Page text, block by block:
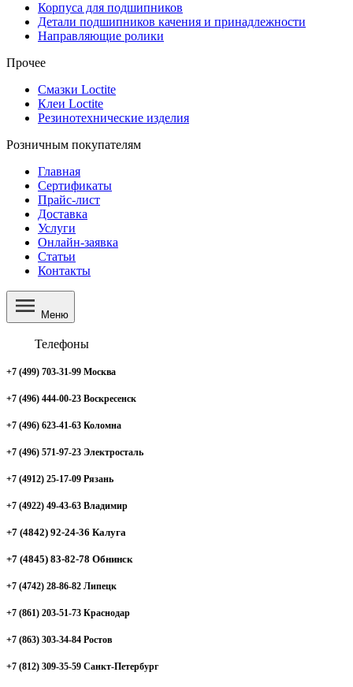
Корпуса для подшипников
Детали подшипников качения и принадлежности
Направляющие ролики
Прочее
Смазки Loctite
Клеи Loctite
Резинотехнические изделия
Розничным покупателям
Главная
Сертификаты
Прайс-лист
Доставка
Услуги
Онлайн-заявка
Статьи
Контакты
Меню
Телефоны
+7 (499) 703-31-99 Москва
+7 (496) 444-00-23 Воскресенск
+7 (496) 623-41-63 Коломна
+7 (496) 571-97-23 Электросталь
+7 (4912) 25-17-09 Рязань
+7 (4922) 49-43-63 Владимир
+7 (4842) 92-24-36 Калуга
+7 (4845) 83-82-78 Обнинск
+7 (4742) 28-86-82 Липецк
+7 (861) 203-51-73 Краснодар
+7 (863) 303-34-84 Ростов
+7 (812) 309-35-59 Санкт-Петербург